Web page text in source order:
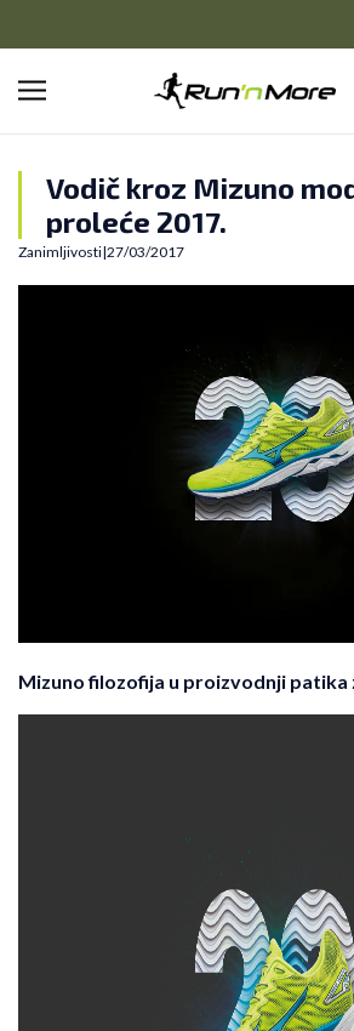
Vodič kroz Mizuno
proleće 2017.
Zanimljivosti|27/03/2017
Mizuno filozofija u proizvodnji patika